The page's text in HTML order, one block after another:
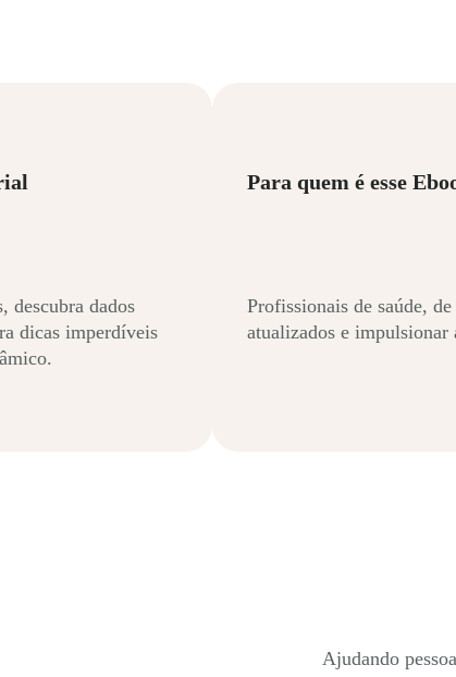
descubra dados
dicas imperdíveis
Para quem é esse
Profissionais de saúde,
atualizados e impulsionar
Ajudando